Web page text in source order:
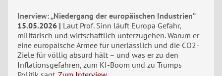
Inerview: „Niedergang der europäischen Industrien“
15.05.2026
Laut Prof. Sinn läuft Europa Gefahr,
militärisch und wirtschaftlich unterzugehen. Warum er
eine europäische Armee für unerlässlich und die CO2-
Ziele für völlig absurd hält – und was er zu den
Inflationsgefahren, zum KI-Boom und zu Trumps